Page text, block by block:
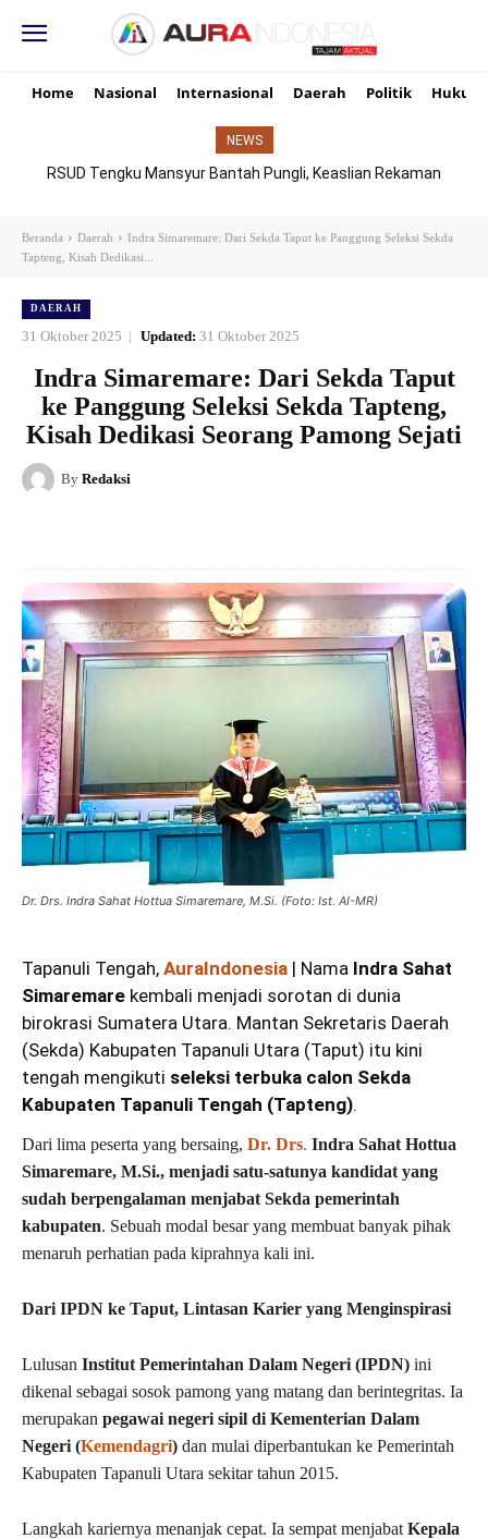
Home Nasional Internasional Daerah Politik Hukum
NEWS
RSUD Tengku Mansyur Bantah Pungli, Keaslian Rekaman
Beranda Daerah
Indra Simaremare: Dari Sekda Taput ke Panggung Seleksi Sekda
Tapteng, Kisah Dedikasi...
DAERAH
31 Oktober 2025 Updated: 31 Oktober 2025
Indra Simaremare: Dari Sekda Taput
ke Panggung Seleksi Sekda Tapteng,
Kisah Dedikasi Seorang Pamong Sejati
By Redaksi
Dr. Drs. Indra Sahat Hottua Simaremare, M.Si. (Foto: Ist. AI-MR)
Tapanuli Tengah, AuraIndonesia | Nama Indra Sahat
Simaremare kembali menjadi sorotan di dunia
birokrasi Sumatera Utara. Mantan Sekretaris Daerah
(Sekda) Kabupaten Tapanuli Utara (Taput) itu kini
tengah mengikuti seleksi terbuka calon Sekda
Kabupaten Tapanuli Tengah (Tapteng).
Dari lima peserta yang bersaing, Dr. Drs. Indra Sahat Hottua
Simaremare, M.Si., menjadi satu-satunya kandidat yang
sudah berpengalaman menjabat Sekda pemerintah
kabupaten. Sebuah modal besar yang membuat banyak pihak
menaruh perhatian pada kiprahnya kali ini.
Dari IPDN ke Taput, Lintasan Karier yang Menginspirasi
Lulusan Institut Pemerintahan Dalam Negeri (IPDN) ini
dikenal sebagai sosok pamong yang matang dan berintegritas. Ia
merupakan pegawai negeri sipil di Kementerian Dalam
Negeri (Kemendagri) dan mulai diperbantukan ke Pemerintah
Kabupaten Tapanuli Utara sekitar tahun 2015.
Langkah kariernya menanjak cepat. Ia sempat menjabat Kepala